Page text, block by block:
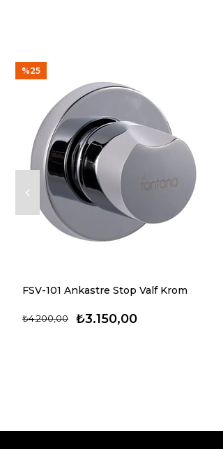
FSV-101 Ankastre Stop Valf Krom
₺3.150,00
₺4.200,00
%25